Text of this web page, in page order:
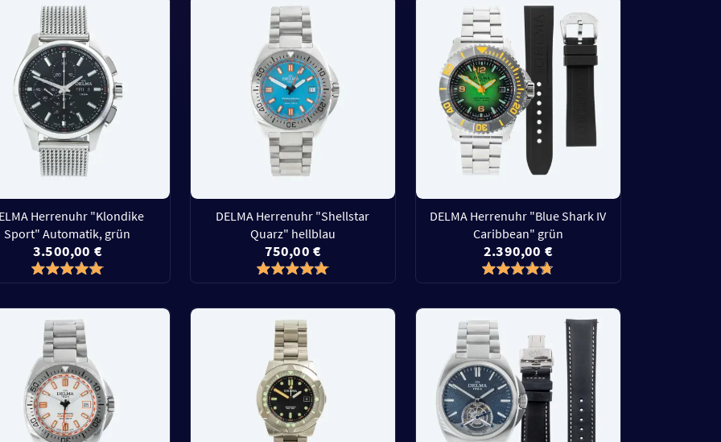
Herrenuhr "Klondike
Sport" Automatik, grün
3.500,00 €
DELMA Herrenuhr "Shellstar
Quarz" hellblau
750,00 €
DELMA Herrenuhr "Blue Shark IV
Caribbean" grün
2.390,00 €